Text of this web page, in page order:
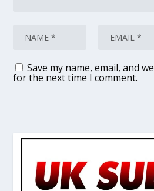
Save my name, email, and
for the next time I comment.